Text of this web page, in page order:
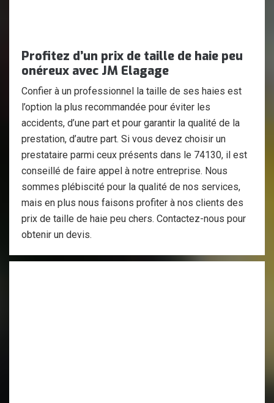
Profitez d’un prix de taille de haie peu
onéreux avec JM Elagage
Confier à un professionnel la taille de ses haies est
l’option la plus recommandée pour éviter les
accidents, d’une part et pour garantir la qualité de la
prestation, d’autre part. Si vous devez choisir un
prestataire parmi ceux présents dans le 74130, il est
conseillé de faire appel à notre entreprise. Nous
sommes plébiscité pour la qualité de nos services,
mais en plus nous faisons profiter à nos clients des
prix de taille de haie peu chers. Contactez-nous pour
obtenir un devis.